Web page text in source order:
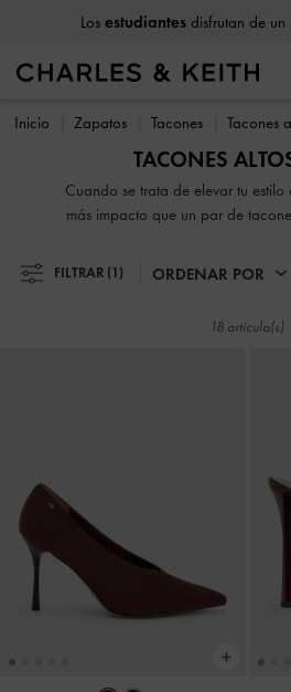
Los estudiantesdisfrutan de un
Losestudiantesdisfrutan de un
Inicio Zapatos Tacones Tacones
TACONES
Cuando se trata de elevar tu estilo
más impacto que un par de
contemporáneos para mujer
Los zapatos de tacón alto son la
FILTRAR (1) ORDENAR POR
18 artículo(s)